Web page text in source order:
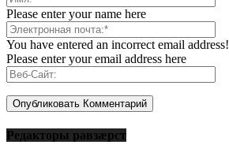
Please enter your name here
You have entered an incorrect email address!
Please enter your email address here
Редакторы равзæрст